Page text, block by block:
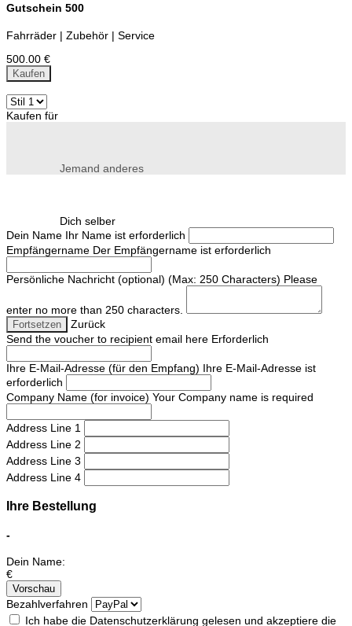
Gutschein 500
Fahrräder | Zubehör | Service
500.00 €
Kaufen
Kaufen für
Jemand anderes
Dich selber
Dein Name Ihr Name ist erforderlich
Empfängername Der Empfängername ist erforderlich
Persönliche Nachricht (optional) (Max: 250 Characters) Please
enter no more than 250 characters.
Fortsetzen
Zurück
Send the voucher to recipient email here Erforderlich
Ihre E-Mail-Adresse (für den Empfang) Ihre E-Mail-Adresse ist
erforderlich
Company Name (for invoice) Your Company name is required
Address Line 1
Address Line 2
Address Line 3
Address Line 4
Ihre Bestellung
-
Dein Name:
€
Vorschau
Bezahlverfahren
Ich habe die Datenschutzerklärung gelesen und akzeptiere die